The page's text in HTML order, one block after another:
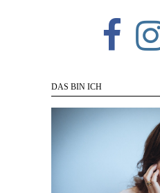
DAS BIN ICH